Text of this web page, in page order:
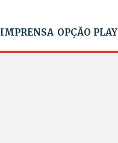
IMPRENSA OPÇÃO PLAY